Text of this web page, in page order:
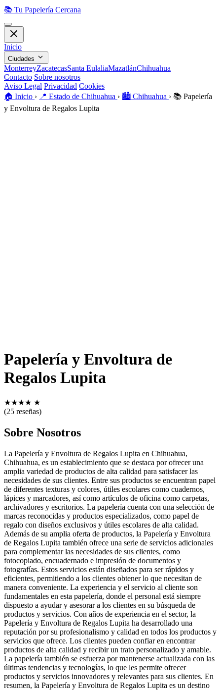
📚 Tu Papelería Cercana
Inicio
Ciudades
MonterreyZacatecasSanta EulaliaMazatlánChihuahua
Contacto Sobre nosotros
Aviso Legal Privacidad Cookies
🏠️ Inicio › 📍 Estado de Chihuahua › 🏙️ Chihuahua › 📚 Papelería
y Envoltura de Regalos Lupita
Papelería y Envoltura de
Regalos Lupita
★★★★ ★
(25 reseñas)
Sobre Nosotros
La Papelería y Envoltura de Regalos Lupita en Chihuahua,
Chihuahua, es un establecimiento que se destaca por ofrecer una
amplia variedad de productos de alta calidad para satisfacer las
necesidades de sus clientes. Entre sus productos se encuentran papel
de diferentes texturas y colores, útiles escolares como cuadernos,
lápices y marcadores, así como artículos de oficina como carpetas,
archivadores y escritorios. La papelería cuenta con una selección de
marcas reconocidas y productos especializados, como papel de
regalo con diseños exclusivos y útiles escolares de alta calidad.
Además de su amplia oferta de productos, la Papelería y Envoltura
de Regalos Lupita también ofrece una serie de servicios adicionales
para complementar las necesidades de sus clientes, como
fotocopiado, encuadernado e impresión de documentos y
fotografías. Estos servicios están diseñados para ser rápidos y
eficientes, permitiendo a los clientes obtener lo que necesitan de
manera conveniente. La experiencia y el servicio al cliente son
fundamentales en esta papelería, donde el personal está siempre
dispuesto a ayudar y asesorar a los clientes en su búsqueda de
productos y servicios. Con años de experiencia en el sector, la
Papelería y Envoltura de Regalos Lupita ha desarrollado una
reputación por su profesionalismo y calidad en todos los productos y
servicios que ofrece. Los clientes pueden confiar en encontrar
productos de alta calidad y recibir un trato personalizado y amable.
La papelería también se esfuerza por mantenerse actualizada con las
últimas tendencias y tecnologías, lo que les permite ofrecer
productos y servicios innovadores y relevantes para sus clientes. En
resumen, la Papelería y Envoltura de Regalos Lupita es un destino